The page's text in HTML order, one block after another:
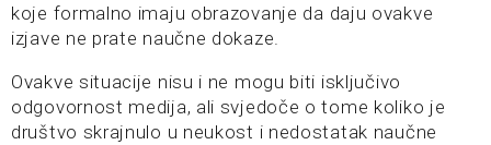
koje formalno imaju obrazovanje da daju ovakve
izjave ne prate naučne dokaze.
Ovakve situacije nisu i ne mogu biti isključivo
odgovornost medija, ali svjedoče o tome koliko je
društvo skrajnulo u neukost i nedostatak naučne